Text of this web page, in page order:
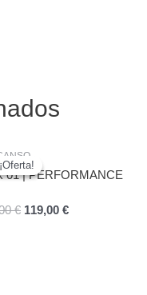
¡Oferta!
¡Oferta!
01 | PERFORMANCE
€
precio
original
119,00 €
actual